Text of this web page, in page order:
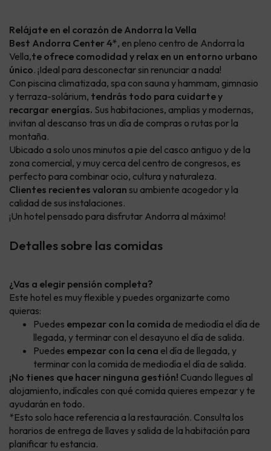
Relájate en el corazón de Andorra la Vella
Best Andorra Center 4*, en pleno centro de Andorra la
Vella,te ofrece comodidad y relax en un entorno urbano
único. ¡Ideal para desconectar sin renunciar a nada!
Con piscina climatizada, spa con sauna y hammam, gimnasio
y terraza-solárium, tendrás todo para cuidarte y
recargar energías. Sus habitaciones, amplias y modernas,
invitan al descanso tras un día de compras o rutas por la
montaña.
Ubicado a solo unos minutos a pie del casco antiguo y de la
zona comercial, y muy cerca del centro de congresos, es
perfecto para combinar ocio, cultura y naturaleza.
Clientes recientes valoran su ambiente acogedor y la
calidad de sus instalaciones.
¡Un hotel pensado para disfrutar Andorra al máximo!
Detalles sobre las comidas
¿Vas a elegir pensión completa?
Este hotel es muy flexible y puedes organizarte como
quieras:
Puedes empezar con la comida de mediodía el día de
llegada, y terminar con el desayuno el día de salida.
Puedes empezar con la cena el día de llegada, y
terminar con la comida de mediodía el día de salida.
¡No tienes que hacer ninguna gestión! Cuando llegues al
alojamiento, indícales con qué comida quieres empezar y te
ayudarán en todo.
*Esto solo hace referencia a la restauración. Consulta los
horarios de entrega de llaves y salida de la habitación para
planificar tu estancia.